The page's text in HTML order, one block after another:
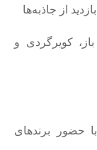
از جاذبه‌ها
کویرگردی و
حضور برندهای